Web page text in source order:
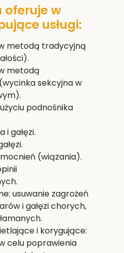
oferuje w
usługi:
metodą tradycyjną
metodą
sekcyjna w
podnośnika
i gałęzi.
(wiązania).
usuwanie zagrożeń
i gałęzi chorych,
i korygujące:
celu poprawienia